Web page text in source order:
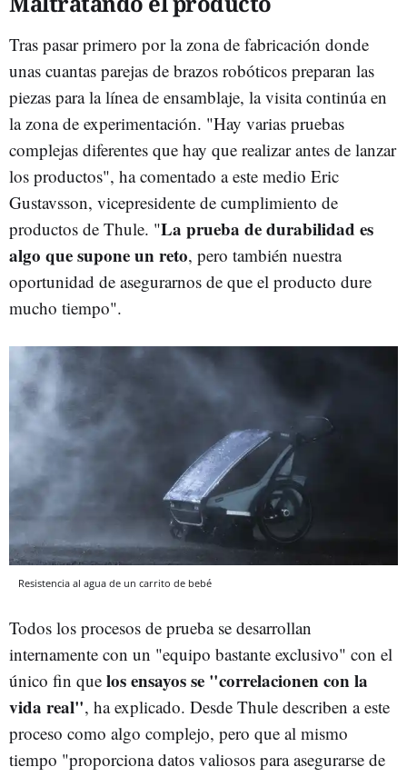
Tras pasar primero por la zona de fabricación donde
unas cuantas parejas de brazos robóticos preparan las
piezas para la línea de ensamblaje, la visita continúa en
la zona de experimentación. "Hay varias pruebas
complejas diferentes que hay que realizar antes de lanzar
los productos", ha comentado a este medio Eric
Gustavsson, vicepresidente de cumplimiento de
productos de Thule. "La prueba de durabilidad es
algo que supone un reto, pero también nuestra
oportunidad de asegurarnos de que el producto dure
mucho tiempo".
Resistencia al agua de un carrito de bebé
Todos los procesos de prueba se desarrollan
internamente con un "equipo bastante exclusivo" con el
único fin que los ensayos se "correlacionen con la
vida real", ha explicado. Desde Thule describen a este
proceso como algo complejo, pero que al mismo
tiempo "proporciona datos valiosos para asegurarse de